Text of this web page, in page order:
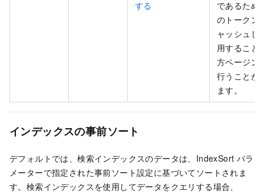
する
であるため
のトークン
ャッシュし
用すること
方ページン
行うことが
ます。
インデックスの事前ソート
デフォルトでは、検索インデックスのデータは、IndexSort パラ
メーターで指定された事前ソート設定に基づいてソートされま
す。検索インデックスを使用してデータをクエリする場合、